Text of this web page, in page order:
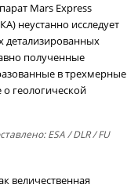
Mars Express
неустанно исследует
детализированных
полученные
в трехмерные
геологической
ESA / DLR / FU
величественная